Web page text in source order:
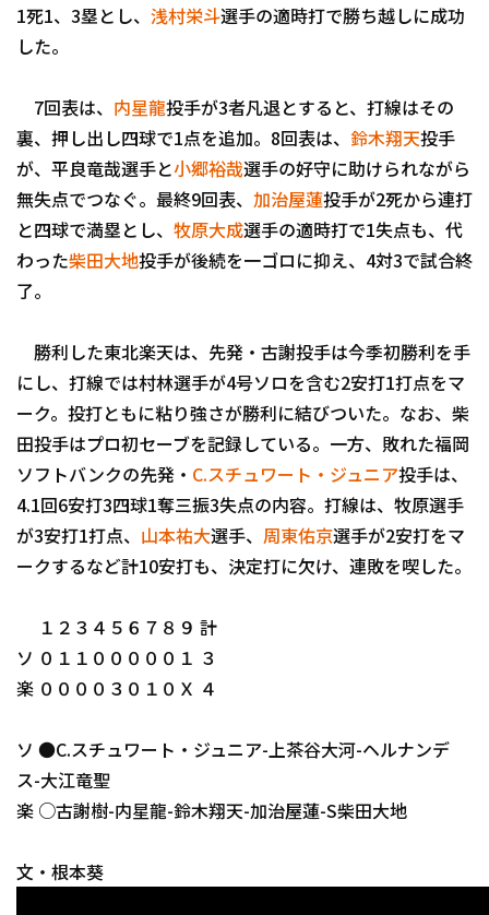
運営会社（別ウィンドウで開く） よくある質問
特定商取引法の表示 アルバイト募集（
1死1、3塁とし、 浅村栄斗選手の適時打で勝ち越しに成功
した。
7回表は、 内星龍投手が3者凡退とすると、打線はその
裏、押し出し四球で1点を追加。8回表は、 鈴木翔天投手
が、平良竜哉選手と小郷裕哉選手の好守に助けられながら
無失点でつなぐ。最終9回表、 加治屋蓮投手が2死から連打
と四球で満塁とし、 牧原大成選手の適時打で1失点も、代
わった柴田大地投手が後続を一ゴロに抑え、4対3で試合終
了。
勝利した東北楽天は、先発・古謝投手は今季初勝利を手
にし、打線では村林選手が4号ソロを含む2安打1打点をマ
ーク。投打ともに粘り強さが勝利に結びついた。なお、柴
田投手はプロ初セーブを記録している。一方、敗れた福岡
ソフトバンクの先発・ C.スチュワート・ジュニア投手は、
4.1回6安打3四球1奪三振3失点の内容。打線は、牧原選手
が3安打1打点、 山本祐大選手、 周東佑京選手が2安打をマ
ークするなど計10安打も、決定打に欠け、連敗を喫した。
１２３４５６７８９ 計
ソ ０１１０００００１ ３
楽 ００００３０１０Ｘ ４
ソ ●C.スチュワート・ジュニア-上茶谷大河-ヘルナンデ
ス-大江竜聖
楽 ○古謝樹-内星龍-鈴木翔天-加治屋蓮-S柴田大地
文・根本葵